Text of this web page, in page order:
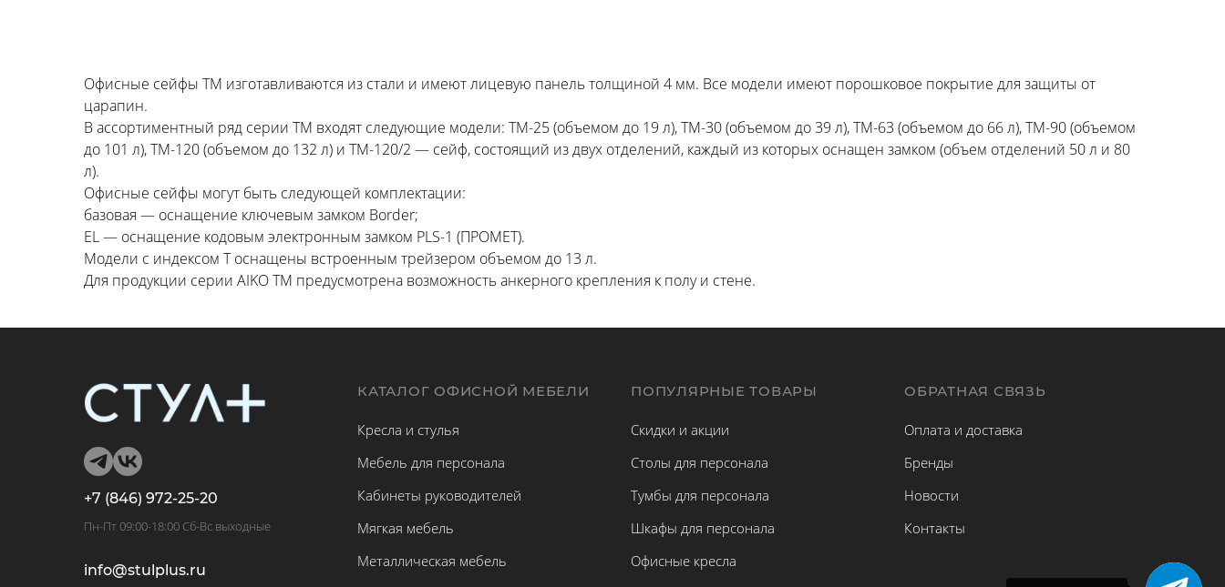
Офисные сейфы TM изготавливаются из стали и имеют лицевую панель толщиной 4 мм. Все модели имеют порошковое покрытие для защиты от
царапин.
В ассортиментный ряд серии TM входят следующие модели: TM-25 (объемом до 19 л), TM-30 (объемом до 39 л), TM-63 (объемом до 66 л), TM-90 (объемом
до 101 л), TM-120 (объемом до 132 л) и TM-120/2 — сейф, состоящий из двух отделений, каждый из которых оснащен замком (объем отделений 50 л и 80
л).
Офисные сейфы могут быть следующей комплектации:
базовая — оснащение ключевым замком Border;
EL — оснащение кодовым электронным замком PLS-1 (ПРОМЕТ).
Модели с индексом T оснащены встроенным трейзером объемом до 13 л.
Для продукции серии AIKO TM предусмотрена возможность анкерного крепления к полу и стене.
+7 (846) 972-25-20
Пн-Пт 09:00-18:00 Сб-Вс выходные
info@stulplus.ru
КАТАЛОГ ОФИСНОЙ МЕБЕЛИ
Кресла и стулья
Мебель для персонала
Кабинеты руководителей
Мягкая мебель
Металлическая мебель
ПОПУЛЯРНЫЕ ТОВАРЫ
Скидки и акции
Столы для персонала
Тумбы для персонала
Шкафы для персонала
Офисные кресла
ОБРАТНАЯ СВЯЗЬ
Оплата и доставка
Бренды
Новости
Контакты